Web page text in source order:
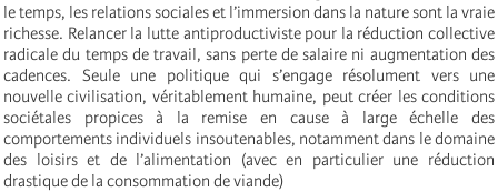
le temps, les relations sociales et l’immersion dans la nature sont la vraie
richesse. Relancer la lutte antiproductiviste pour la réduction collective
radicale du temps de travail, sans perte de salaire ni augmentation des
cadences. Seule une politique qui s’engage résolument vers une
nouvelle civilisation, véritablement humaine, peut créer les conditions
sociétales propices à la remise en cause à large échelle des
comportements individuels insoutenables, notamment dans le domaine
des loisirs et de l’alimentation (avec en particulier une réduction
drastique de la consommation de viande)